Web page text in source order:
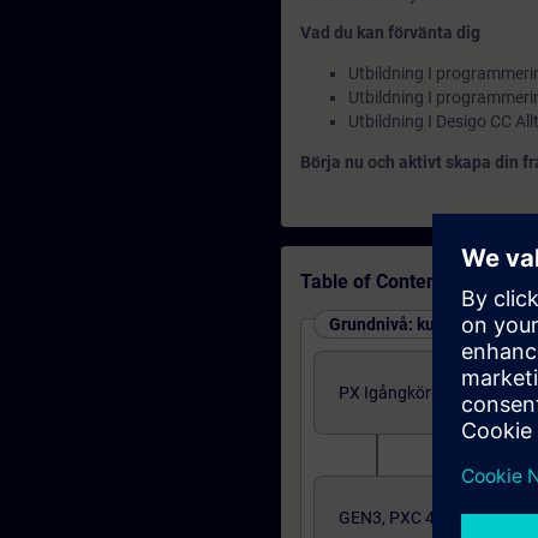
Vad du kan förvänta dig
Utbildning I
Utbildning I
Utbildning I Desigo CC
Börja nu och aktivt skapa din
Table of Contents
Grundnivå: kurser
PX Igångkörning/
GEN3, PXC 4,5 och 7